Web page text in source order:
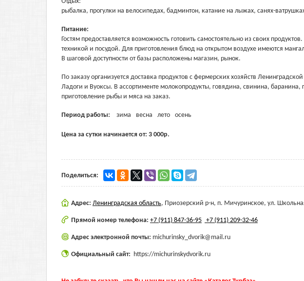
рыбалка, прогулки на велосипедах, бадминтон, катание на лыжах, санях-
Питание:
Гостям предоставляется возможность готовить самостоятельно из своих
техникой и посудой. Для приготовления блюд на открытом воздухе имеются
В шаговой доступности от базы расположены магазин, рынок.
По заказу организуется доставка продуктов с фермерских хозяйств
Ладоги и Вуоксы. В ассортименте молокопродукты, говядина, свинина,
приготовление рыбы и мяса на заказ.
Период работы: зима весна лето осень
Цена за сутки начинается от: 3 000р.
Поделиться:
Адрес: Ленинградская область, Приозерский р-н, п. Мичуринское, ул.
Прямой номер телефона: +7 (911) 847-36-95 +7 (911) 209-32-46
Адрес электронной почты: michurinsky_dvorik@mail.ru
Официальный сайт: https://michurinskydvorik.ru